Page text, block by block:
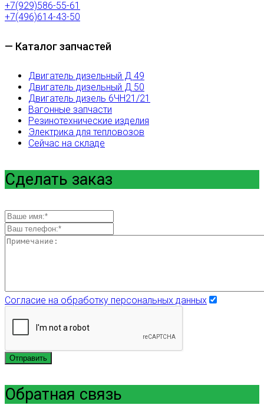
+7(929)586-55-61
+7(496)614-43-50
— Каталог запчастей
Двигатель дизельный Д 49
Двигатель дизельный Д 50
Двигатель дизель 6ЧН21/21
Вагонные запчасти
Резинотехнические изделия
Электрика для тепловозов
Сейчас на складе
Сделать заказ
Согласие на обработку персональных данных
Отправить
Обратная связь